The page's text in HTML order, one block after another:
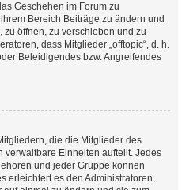
Geschehen im Forum zu
Bereich Beiträge zu ändern und
öffnen, zu verschieben und zu
dass Mitglieder „offtopic“, d. h.
Beleidigendes bzw. Angreifendes
die die Mitglieder des
verwaltbare Einheiten aufteilt. Jedes
und jeder Gruppe können
erleichtert es den Administratoren,